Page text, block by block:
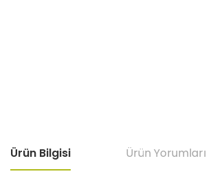
Ürün Bilgisi Ürün Yorumları